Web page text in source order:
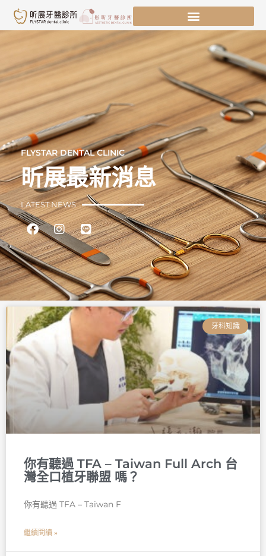
主
容
FLYSTAR DENTAL CLINIC
昕展最新消息
LATEST NEWS
FacebookInstagram
Line
牙科知識
你有聽過 TFA – Taiwan Full Arch 台
灣全口植牙聯盟 嗎？
你有聽過 TFA – Taiwan F
繼續閱讀 »
頁 頁
面
頁
面
頁
面
頁
頁
面